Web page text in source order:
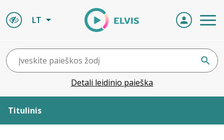
LT
Detali leidinio paieška
Titulinis